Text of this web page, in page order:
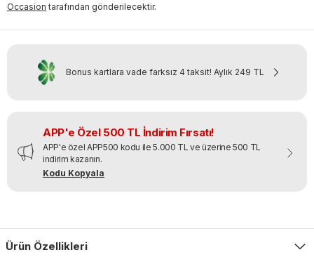
Occasion tarafından gönderilecektir.
Bonus kartlara vade farksız 4 taksit! Aylık 249 TL
APP'e Özel 500 TL İndirim Fırsatı!
APP'e özel APP500 kodu ile 5.000 TL ve üzerine 500 TL
indirim kazanın.
Kodu Kopyala
Ürün Özellikleri